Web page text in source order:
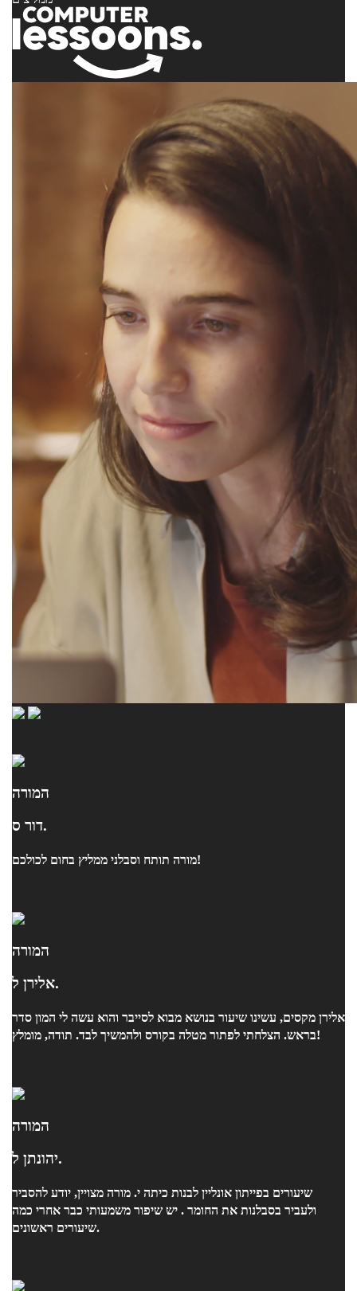
המורה
דור ס.
מורה תותח וסבלני ממליץ בחום לכולכם!
המורה
אלירן ל.
אלירן מקסים, עשינו שיעור בנושא מבוא לסייבר והוא עשה לי המון סדר
בראש. הצלחתי לפתור מטלה בקורס ולהמשיך לבד. תודה, מומלץ!
המורה
יהונתן ל.
שיעורים בפייתון אונליין לבנות כיתה י. מורה מצויין, יודע להסביר
ולעביר בסבלנות את החומר . יש שיפור משמעותי כבר אחרי כמה
שיעורים ראשונים.